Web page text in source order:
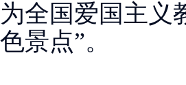
为全国爱国主义
色景点”。